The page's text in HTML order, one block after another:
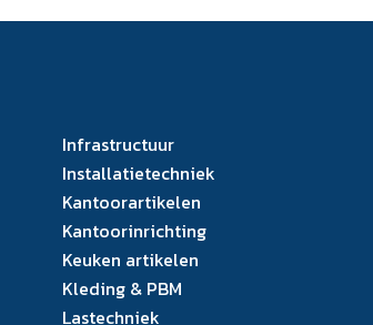
Infrastructuur
Installatietechniek
Kantoorartikelen
Kantoorinrichting
Keuken artikelen
Kleding & PBM
Lastechniek